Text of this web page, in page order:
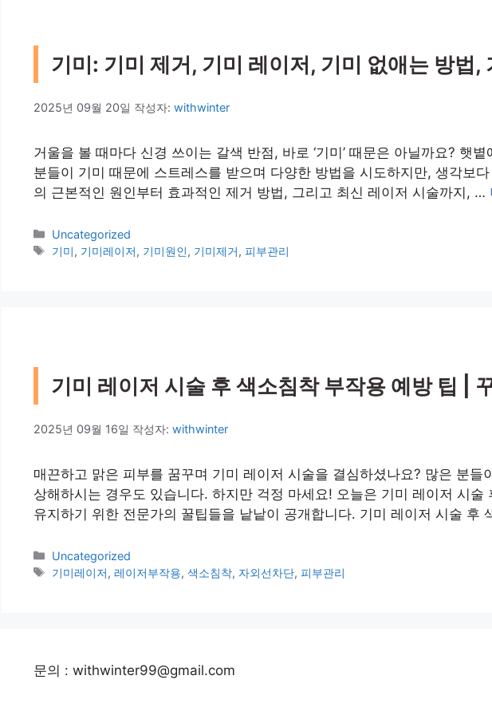
기미: 기미 제거, 기미 레이저, 기미 없애는 방법
2025년 09월 20일 작성자: withwinter
거울을 볼 때마다 신경 쓰이는 갈색 반점, 바로 ‘기미’ 때문은 아닐까요?
분들이 기미 때문에 스트레스를 받으며 다양한 방법을 시도하지만, 생각보
의 근본적인 원인부터 효과적인 제거 방법, 그리고 최신 레이저 시술까지, …
카
테
Uncategorized
태
기미, 기미레이저, 기미원인, 기미제거,피부관리
기미 레이저 시술 후 색소침착 부작용 예방 팁 |
2025년 09월 16일 작성자: withwinter
매끈하고 맑은 피부를 꿈꾸며 기미 레이저 시술을 결심하셨나요? 많은 분
상해하시는 경우도 있습니다. 하지만 걱정 마세요! 오늘은 기미 레이저 시
유지하기 위한 전문가의 꿀팁들을 낱낱이 공개합니다. 기미 레이저 시술 후
카
테
Uncategorized
태
기미레이저,레이저부작용,색소침착, 자외선차단,피부관리
문의 : withwinter99@gmail.com